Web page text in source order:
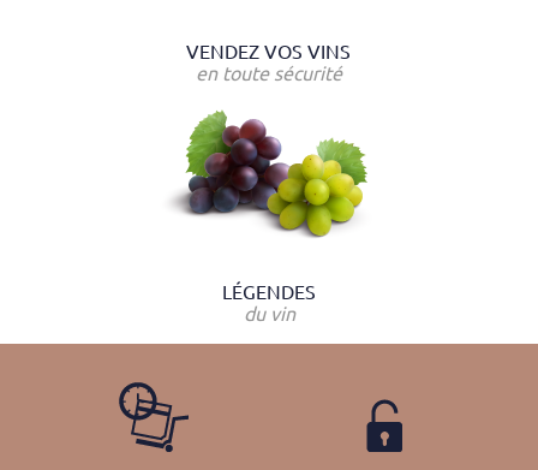
VENDEZ VOS VINS
en toute sécurité
LÉGENDES
du vin